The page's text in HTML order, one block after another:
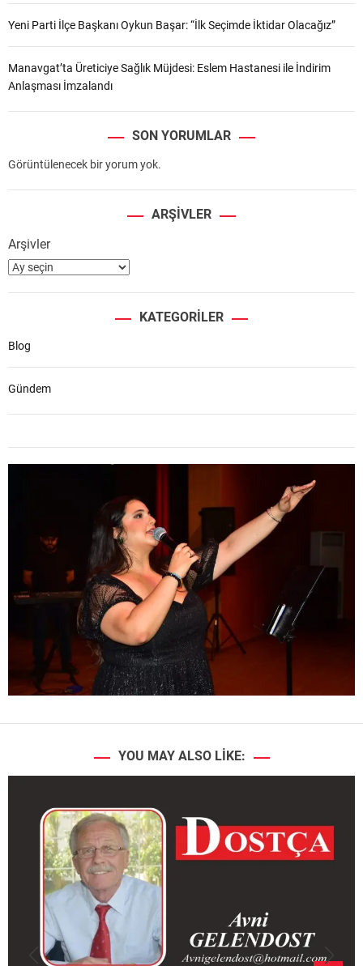
Yeni Parti İlçe Başkanı Oykun Başar: “İlk Seçimde İktidar Olacağız”
Manavgat’ta Üreticiye Sağlık Müjdesi: Eslem Hastanesi ile İndirim
Anlaşması İmzalandı
SON YORUMLAR
Görüntülenecek bir yorum yok.
ARŞIVLER
Arşivler
KATEGORILER
Blog
Gündem
YOU MAY ALSO LIKE: